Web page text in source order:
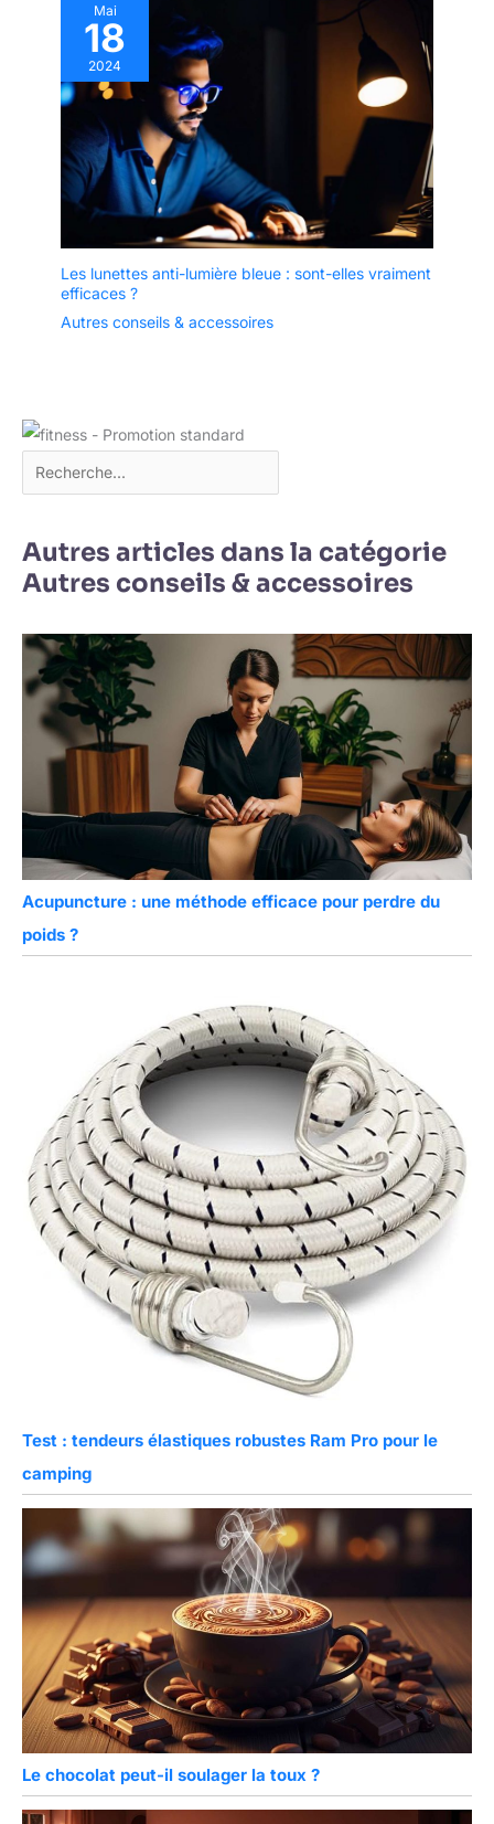
Mai
18
2024
Les lunettes anti-lumière bleue : sont-elles vraiment
efficaces ?
Autres conseils & accessoires
Autres articles dans la catégorie
Autres conseils & accessoires
Acupuncture : une méthode efficace pour perdre du
poids ?
Test : tendeurs élastiques robustes Ram Pro pour le
camping
Le chocolat peut-il soulager la toux ?